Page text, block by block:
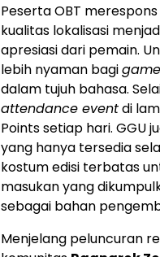
Peserta OBT
kualitas lokalisasi
apresiasi dari pemain.
lebih nyaman bagi
dalam tujuh bahasa.
attendance eventdi
Points setiap hari. GGU
yang hanya tersedia
kostum edisi terbatas
masukan yang
sebagai bahan
Menjelang peluncuran